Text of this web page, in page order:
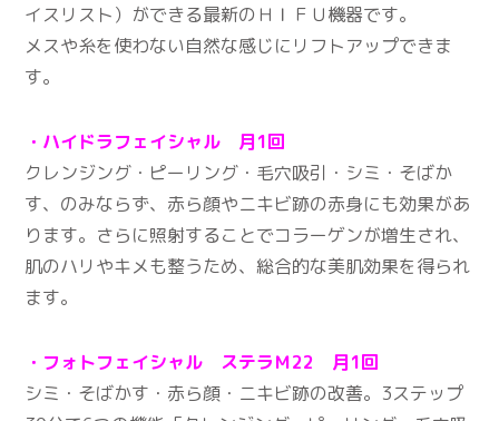
イスリスト）ができる最新のＨＩＦＵ機器です。
メスや糸を使わない自然な感じにリフトアップできま
す。
・ハイドラフェイシャル 月1回
クレンジング・ピーリング・毛穴吸引・シミ・そばか
す、のみならず、赤ら顔やニキビ跡の赤身にも効果があ
ります。さらに照射することでコラーゲンが増生され、
肌のハリやキメも整うため、総合的な美肌効果を得られ
ます。
・フォトフェイシャル ステラＭ22 月1回
シミ・そばかす・赤ら顔・ニキビ跡の改善。3ステップ